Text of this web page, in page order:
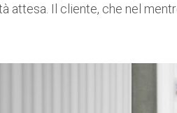
attesa. Il cliente, che nel